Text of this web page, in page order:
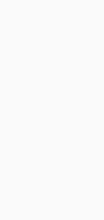
popíšem,
miere na
Tu je to zas
potrebu sa
na pranie
extra
že
je to pravda.
ale sme
peňazí.
je to oproti